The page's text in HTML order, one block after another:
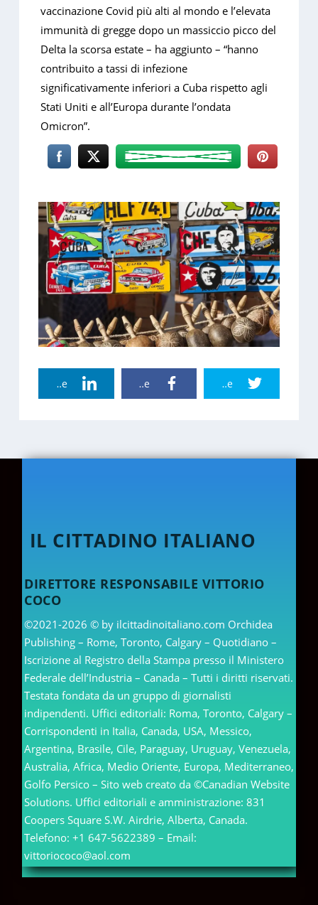
vaccinazione Covid più alti al mondo e l’elevata
immunità di gregge dopo un massiccio picco del
Delta la scorsa estate – ha aggiunto – “hanno
contribuito a tassi di infezione
significativamente inferiori a Cuba rispetto agli
Stati Uniti e all’Europa durante l’ondata
Omicron”.
Twitter Share
Facebook Share
Linkedin Share
IL CITTADINO ITALIANO
DIRETTORE RESPONSABILE VITTORIO
COCO
©2021-2026 © by ilcittadinoitaliano.com Orchidea
Publishing – Rome, Toronto, Calgary – Quotidiano –
Iscrizione al Registro della Stampa presso il Ministero
Federale dell’Industria – Canada – Tutti i diritti riservati.
Testata fondata da un gruppo di giornalisti
indipendenti. Uffici editoriali: Roma, Toronto, Calgary –
Corrispondenti in Italia, Canada, USA, Messico,
Argentina, Brasile, Cile, Paraguay, Uruguay, Venezuela,
Australia, Africa, Medio Oriente, Europa, Mediterraneo,
Golfo Persico – Sito web creato da ©Canadian Website
Solutions. Uffici editoriali e amministrazione: 831
Coopers Square S.W. Airdrie, Alberta, Canada.
Telefono: +1 647-5622389 – Email:
vittoriococo@aol.com